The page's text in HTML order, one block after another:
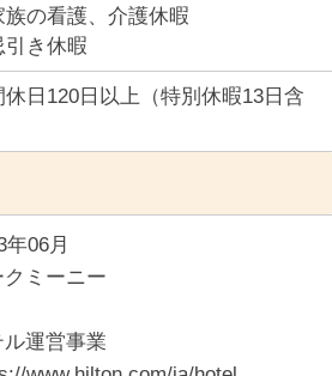
族の看護、介護休暇
引き休暇
休日120日以上（特別休暇13日含
年06月
クミーニー
ル運営事業